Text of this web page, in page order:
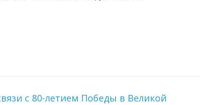
с 80-летием Победы в Великой